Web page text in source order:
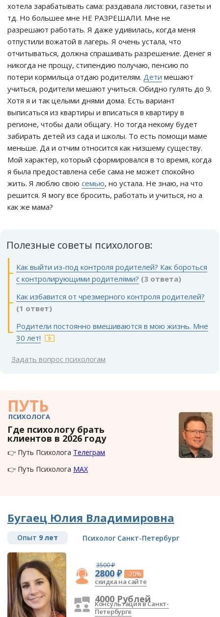
хотела зарабатывать сама: раздавала листовки, газеты и
тд. Но большее мне НЕ РАЗРЕШАЛИ. Мне не
разрешают работать. Я даже удивилась, когда меня
отпустили вожатой в лагерь. Я очень устала, что
отчитываться, должна спрашивать разрешение. Денег я
никогда не прощу, стипендию получаю, пенсию по
потери кормильца отдаю родителям. Дети мешают
учиться, родители мешают учиться. Обидно гулять до 9.
Хотя я и так целыми днями дома. Есть вариант
выписаться из квартиры и вписаться в квартиру в
регионе, чтобы дали общагу. Но тогда некому будет
забирать детей из сада и школы. То есть помощи маме
меньше. Да и отчим относится как низшему существу.
Мой характер, который сформировался в то время, когда
я была предоставлена себе сама не может спокойно
жить. Я люблю свою семью, но устала. Не знаю, на что
решится. Я могу все бросить, работать и учиться, но а
как же мама?
Полезные советы психологов:
Как выйти из-под контроля родителей? Как бороться
с контролирующими родителями? (3 ответа)
Как избавится от чрезмерного контроля родителей?
(1 ответ)
Родители постоянно вмешиваются в мою жизнь. Мне
30 лет!
Задать вопрос психологам
ПУТЬ
ПСИХОЛОГА
Где психологу брать
клиентов в 2026 году
👉 Путь Психолога Телеграм
👉 Путь Психолога MAX
Бугаец Юлия Владимировна
Опыт 9 лет Психолог Санкт-Петербург
3500 ₽
2800 ₽ -20%
скидка на сайте
4000 Рублей
Консультация в Санкт-
Петербурге